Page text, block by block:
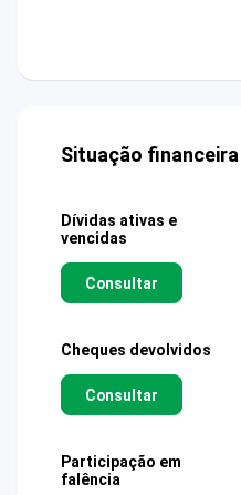
Situação financeira
Dívidas ativas e
vencidas
Consultar
Cheques devolvidos
Consultar
Participação em
falência